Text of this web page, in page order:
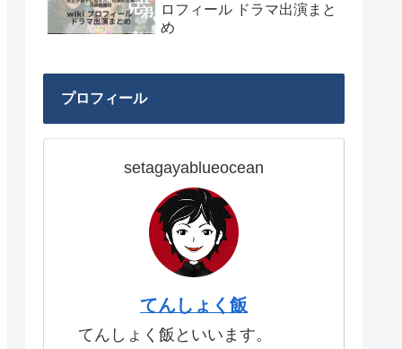
ロフィール ドラマ出演まと
め
プロフィール
setagayablueocean
てんしょく飯
てんしょく飯といいます。